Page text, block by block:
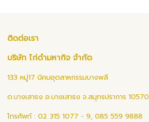
ติดต่อเรา
บริษัท ไก่ดำมหากิจ จำกัด
133 หมู่17 นิคมอุตสาหกรรมบางพลี
ต.บางเสาธง อ.บางเสาธง จ.สมุทรปราการ 10570
โทรศัพท์ : 02 315 1077 - 9, 085 559 9888